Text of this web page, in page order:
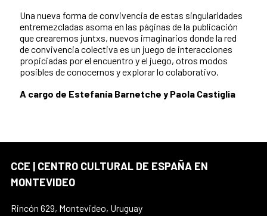
Una nueva forma de convivencia de estas singularidades
entremezcladas asoma en las páginas de la publicación
que crearemos juntxs, nuevos imaginarios donde la red
de convivencia colectiva es un juego de interacciones
propiciadas por el encuentro y el juego, otros modos
posibles de conocernos y explorar lo colaborativo.
A cargo de Estefanía Barnetche y Paola Castiglia
CCE | CENTRO CULTURAL DE ESPAÑA EN
MONTEVIDEO
Rincón 629, Montevideo, Uruguay